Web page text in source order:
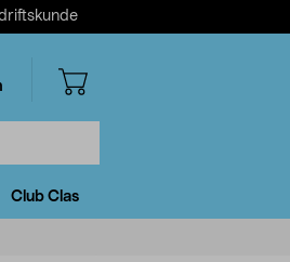
Club Clas